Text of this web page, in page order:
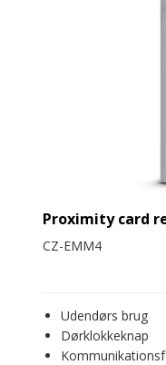
Proximity card
CZ-EMM4
Udendørs brug
Dørklokkeknap